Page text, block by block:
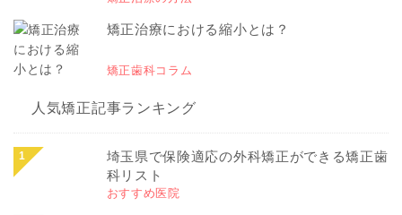
矯正治療における縮小とは？
矯正歯科コラム
人気矯正記事ランキング
埼玉県で保険適応の外科矯正ができる矯正歯
科リスト
おすすめ医院